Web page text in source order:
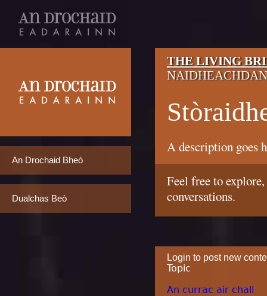
An Drochaid Bheò
Dualchas Beò
THE LIVING
NAIDHEACHDAN
A description goes
Feel free to
conversations.
Login to post new
Topic
An currac air chall